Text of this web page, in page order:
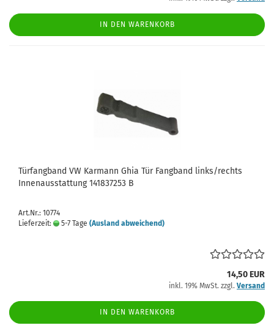
IN DEN WARENKORB
Türfangband VW Karmann Ghia Tür Fangband links/rechts
Innenausstattung 141837253 B
Art.Nr.: 10774
Lieferzeit:
5-7 Tage (Ausland abweichend)
14,50 EUR
inkl. 19% MwSt. zzgl. Versand
IN DEN WARENKORB